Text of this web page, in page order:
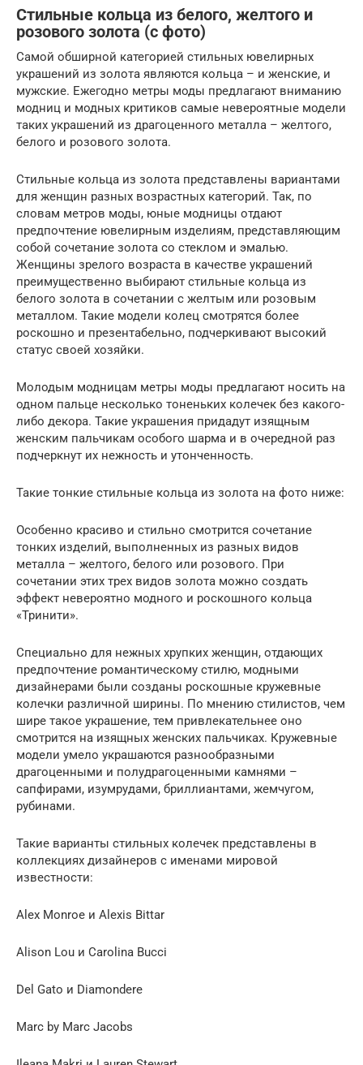
Стильные кольца из белого, желтого и
розового золота (с фото)
Самой обширной категорией стильных ювелирных
украшений из золота являются кольца – и женские, и
мужские. Ежегодно метры моды предлагают вниманию
модниц и модных критиков самые невероятные модели
таких украшений из драгоценного металла – желтого,
белого и розового золота.
Стильные кольца из золота представлены вариантами
для женщин разных возрастных категорий. Так, по
словам метров моды, юные модницы отдают
предпочтение ювелирным изделиям, представляющим
собой сочетание золота со стеклом и эмалью.
Женщины зрелого возраста в качестве украшений
преимущественно выбирают стильные кольца из
белого золота в сочетании с желтым или розовым
металлом. Такие модели колец смотрятся более
роскошно и презентабельно, подчеркивают высокий
статус своей хозяйки.
Молодым модницам метры моды предлагают носить на
одном пальце несколько тоненьких колечек без какого-
либо декора. Такие украшения придадут изящным
женским пальчикам особого шарма и в очередной раз
подчеркнут их нежность и утонченность.
Такие тонкие стильные кольца из золота на фото ниже:
Особенно красиво и стильно смотрится сочетание
тонких изделий, выполненных из разных видов
металла – желтого, белого или розового. При
сочетании этих трех видов золота можно создать
эффект невероятно модного и роскошного кольца
«Тринити».
Специально для нежных хрупких женщин, отдающих
предпочтение романтическому стилю, модными
дизайнерами были созданы роскошные кружевные
колечки различной ширины. По мнению стилистов, чем
шире такое украшение, тем привлекательнее оно
смотрится на изящных женских пальчиках. Кружевные
модели умело украшаются разнообразными
драгоценными и полудрагоценными камнями –
сапфирами, изумрудами, бриллиантами, жемчугом,
рубинами.
Такие варианты стильных колечек представлены в
коллекциях дизайнеров с именами мировой
известности:
Alex Monroe и Alexis Bittar
Alison Lou и Carolina Bucci
Del Gato и Diamondere
Marc by Marc Jacobs